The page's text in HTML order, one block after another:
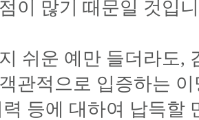
이 많기 때문일 것입
쉬운 예만 들더라도,
관적으로 입증하는
력 등에 대하여 납득할